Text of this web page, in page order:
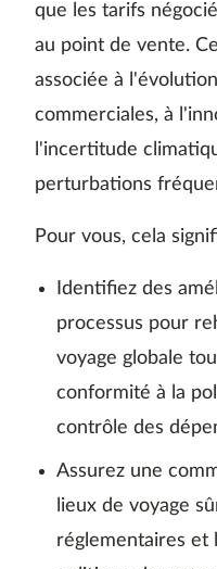
que les tarifs
au point de vente.
associée à
commerciales, à
l'incertitude
perturbations
Pour vous, cela
Identifiez des
processus pour
voyage globale
conformité à la
contrôle des
Assurez une
lieux de voyage
réglementaires et